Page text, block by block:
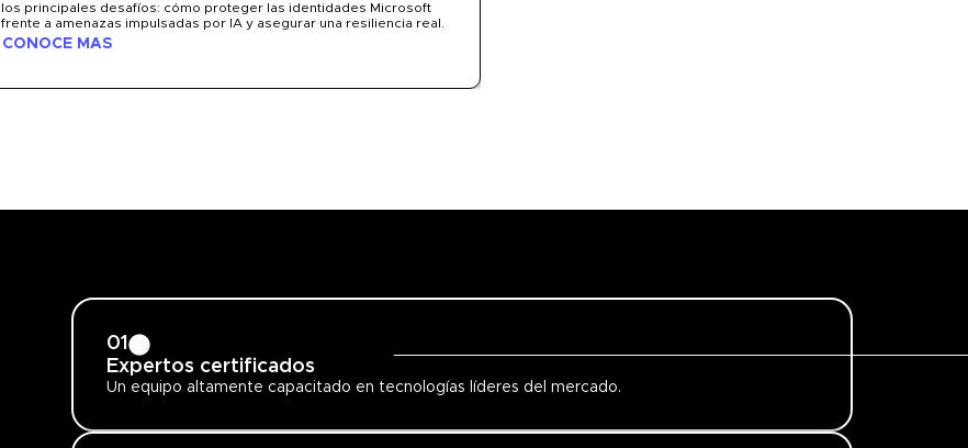
los principales desafíos: cómo proteger las identidades Microsoft
frente a amenazas impulsadas por IA y asegurar una resiliencia real.
CONOCE MÁS
01
Expertos certificados
Un equipo altamente capacitado en tecnologías líderes del mercado.